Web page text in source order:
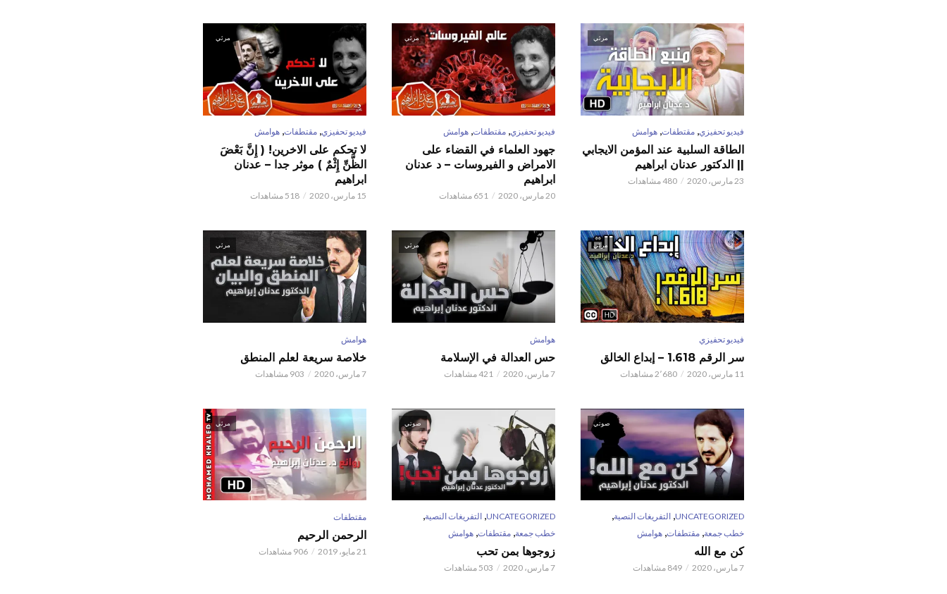
مرئي
فيديو تحفيزي, مقتطفات, هوامش
الطاقة السلبية عند المؤمن الايجابي
|| الدكتور عدنان ابراهيم
23 مارس، 2020 480 مشاهدات
مرئي
فيديو تحفيزي, مقتطفات, هوامش
جهود العلماء في القضاء على
الامراض و الفيروسات – د عدنان
ابراهيم
20 مارس، 2020 651 مشاهدات
مرئي
فيديو تحفيزي, مقتطفات, هوامش
لا تحكم على الاخرين! ( إِنَّ بَعْضَ
الظَّنِّ إِثْمٌ ) موثر جدا – عدنان
ابراهيم
15 مارس، 2020 518 مشاهدات
مرئي
فيديو تحفيزي
سر الرقم 1.618 – إبداع الخالق
11 مارس، 2020 2٬680 مشاهدات
مرئي
هوامش
حس العدالة في الإسلامة
7 مارس، 2020 421 مشاهدات
مرئي
هوامش
خلاصة سريعة لعلم المنطق
7 مارس، 2020 903 مشاهدات
صوتي
UNCATEGORIZED التفريغات النصية
خطب جمعة مقتطفات هوامش
كن مع الله
7 مارس، 2020 849 مشاهدات
صوتي
UNCATEGORIZED
, التفريغات النصية
خطب جمعة مقتطفات, هوامش
زوجوها بمن تحب
7 مارس، 2020 503 مشاهدات
مرئي
مقتطفات
الرحمن الرحيم
21 مايو، 2019 906 مشاهدات